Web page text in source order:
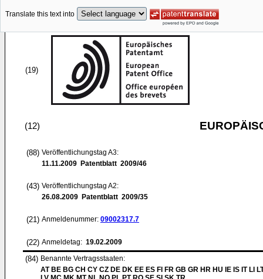
Translate this text into
(19)
(12)
(88) Veröffentlichungstag A3:
11.11.2009 Patentblatt 2009/46
(43) Veröffentlichungstag A2:
26.08.2009 Patentblatt 2009/35
(21) Anmeldenummer: 09002317.7
(22) Anmeldetag: 19.02.2009
(84) Benannte Vertragsstaaten:
AT BE BG CH CY CZ DE DK EE ES FI FR GB GR HR HU IE IS IT LI